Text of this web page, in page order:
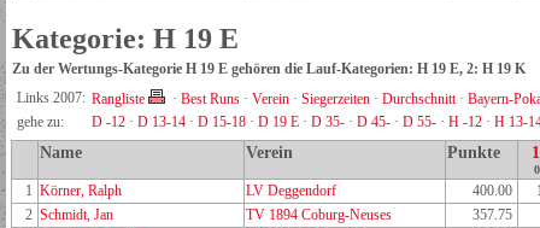
Kategorie: H 19 E
Zu der Wertungs-Kategorie H 19 E gehören die Lauf-Kategorien: H 19 E, 2: H 19 K
Links 2007: Rangliste · Best Runs · Verein · Siegerzeiten · Durchschnitt· Bayern-
gehe zu:
D -12 · D 13-14 · D 15-18 · D 19 E · D 35- · D 45- · D 55- · H -12 · H 13-
Name Verein Punkte
1 Körner, Ralph LV Deggendorf 400.00
2 Schmidt, Jan TV 1894 Coburg-Neuses
357.75